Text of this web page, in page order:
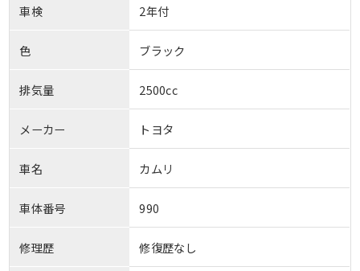
車検 2年付
色 ブラック
排気量 2500cc
メーカー トヨタ
車名 カムリ
車体番号 990
修理歴 修復歴なし